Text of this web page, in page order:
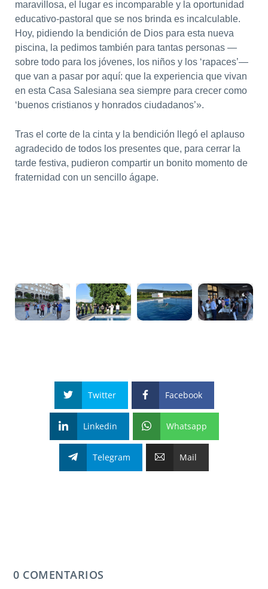
maravillosa, el lugar es incomparable y la oportunidad
educativo-pastoral que se nos brinda es incalculable.
Hoy, pidiendo la bendición de Dios para esta nueva
piscina, la pedimos también para tantas personas —
sobre todo para los jóvenes, los niños y los ‘rapaces’—
que van a pasar por aquí: que la experiencia que vivan
en esta Casa Salesiana sea siempre para crecer como
‘buenos cristianos y honrados ciudadanos’».
Tras el corte de la cinta y la bendición llegó el aplauso
agradecido de todos los presentes que, para cerrar la
tarde festiva, pudieron compartir un bonito momento de
fraternidad con un sencillo ágape.
Twitter Facebook
Linkedin Whatsapp
Telegram Mail
0 COMENTARIOS